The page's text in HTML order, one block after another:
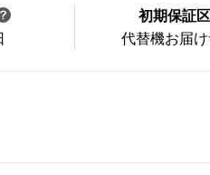
初期保証
代替機お届